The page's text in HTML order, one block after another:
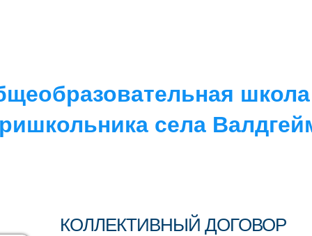
села
КОЛЛЕКТИВНЫЙ ДОГОВОР